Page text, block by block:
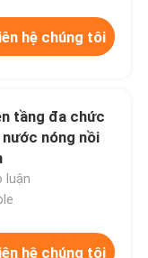
hệ chúng tôi
tầng đa chức
nước nóng nồi
luận
hệ chúng tôi